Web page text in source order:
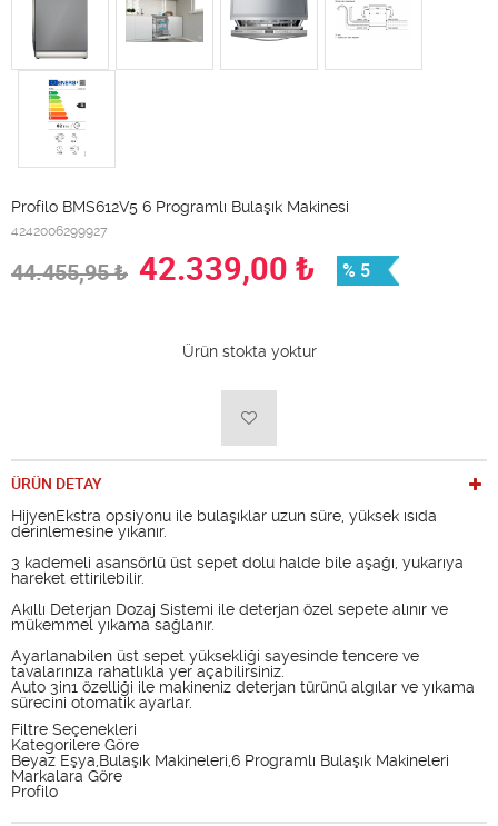
Profilo BMS612V5 6 Programlı Bulaşık Makinesi
4242006299927
44.455,95₺ 42.339,00 ₺ % 5
Ürün stokta yoktur
ÜRÜN DETAY
HijyenEkstra opsiyonu ile bulaşıklar uzun süre, yüksek ısıda
derinlemesine yıkanır.
3 kademeli asansörlü üst sepet dolu halde bile aşağı, yukarıya
hareket ettirilebilir.
Akıllı Deterjan Dozaj Sistemi ile deterjan özel sepete alınır ve
mükemmel yıkama sağlanır.
Ayarlanabilen üst sepet yüksekliği sayesinde tencere ve
tavalarınıza rahatlıkla yer açabilirsiniz.
Auto 3in1 özelliği ile makineniz deterjan türünü algılar ve yıkama
sürecini otomatik ayarlar.
Filtre Seçenekleri
Kategorilere Göre
Beyaz Eşya,Bulaşık Makineleri,6 Programlı Bulaşık Makineleri
Markalara Göre
Profilo